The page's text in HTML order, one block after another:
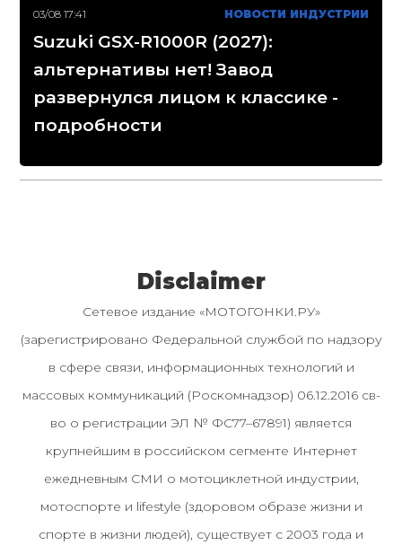
03/08 17:41 НОВОСТИ ИНДУСТРИИ
Suzuki GSX-R1000R (2027):
альтернативы нет! Завод
развернулся лицом к классике -
подробности
Disclaimer
Сетевое издание «МОТОГОНКИ.РУ»
(зарегистрировано Федеральной службой по надзору
в сфере связи, информационных технологий и
массовых коммуникаций (Роскомнадзор) 06.12.2016 св-
во о регистрации ЭЛ № ФС77–67891) является
крупнейшим в российском сегменте Интернет
ежедневным СМИ о мотоциклетной индустрии,
мотоспорте и lifestyle (здоровом образе жизни и
спорте в жизни людей), существует с 2003 года и